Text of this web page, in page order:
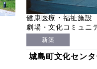
健康医療・福祉施設
劇場・文化コミュニ
新築
城島町文化セン